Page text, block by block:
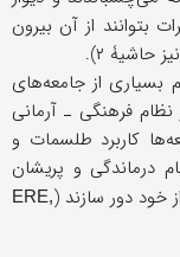
بتوانند از آن بیرون
بسیاری از جامعه‌های
فرهنگی ـ آرمانی
کاربرد طلسمات و
درماندگی و پریشان
خود دور سازند (ERE,